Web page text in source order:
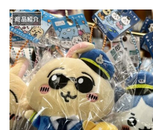
商品紹介